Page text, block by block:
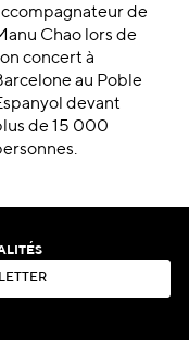
de
Chao lors de
concert à
au Poble
devant
de 15 000
LE ER